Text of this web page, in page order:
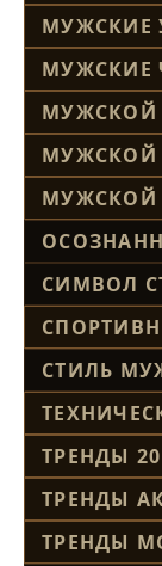
МУЖСКИЕ
МУЖСКИЕ
МУЖСКОЙ
МУЖСКОЙ
МУЖСКОЙ
СИМВОЛ
СТИЛЬ
ТРЕНДЫ
ТРЕНДЫ
ТРЕНДЫ